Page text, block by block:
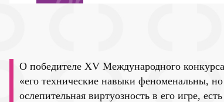
О победителе XV Международного
«его технические навыки феноменальны,
ослепительная виртуозность в его игре,